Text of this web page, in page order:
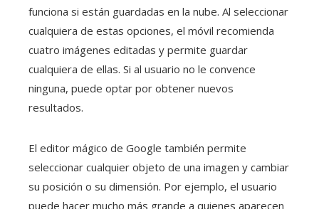
funciona si están guardadas en la nube. Al seleccionar
cualquiera de estas opciones, el móvil recomienda
cuatro imágenes editadas y permite guardar
cualquiera de ellas. Si al usuario no le convence
ninguna, puede optar por obtener nuevos
resultados.
El editor mágico de Google también permite
seleccionar cualquier objeto de una imagen y cambiar
su posición o su dimensión. Por ejemplo, el usuario
puede hacer mucho más grande a quienes aparecen